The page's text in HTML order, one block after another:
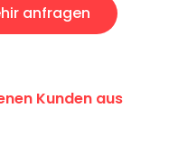
anfragen
Kunden aus